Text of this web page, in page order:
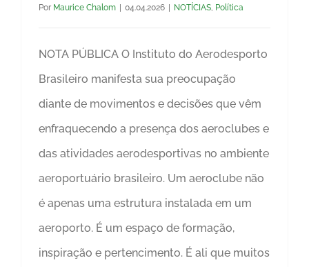
Por Maurice Chalom 04.04.2026 NOTÍCIAS, Política
NOTA PÚBLICA O Instituto do Aerodesporto
Brasileiro manifesta sua preocupação
diante de movimentos e decisões que vêm
enfraquecendo a presença dos aeroclubes e
das atividades aerodesportivas no ambiente
aeroportuário brasileiro. Um aeroclube não
é apenas uma estrutura instalada em um
aeroporto. É um espaço de formação,
inspiração e pertencimento. É ali que muitos